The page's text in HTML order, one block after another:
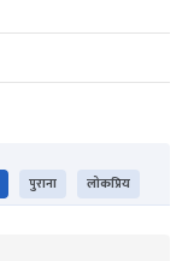
पुराना लोकप्रिय